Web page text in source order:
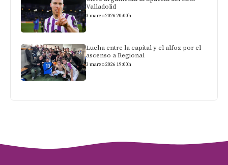
Valladolid
3 marzo 2026 20:00h
Lucha entre la capital y el alfoz por el
ascenso a Regional
3 marzo 2026 19:00h